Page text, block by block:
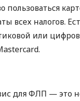
пользоваться
всех налогов.
или
для ФЛП — это